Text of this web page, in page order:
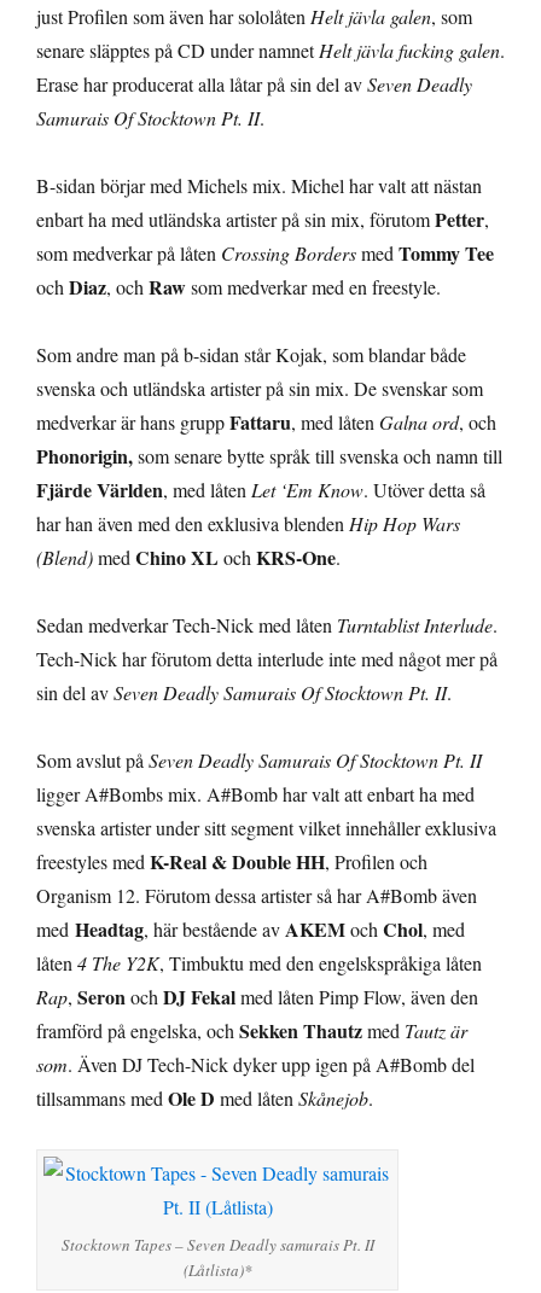
just Profilen som även har sololåten Helt jävla galen, som
senare släpptes på CD under namnetHelt jävla fucking galen.
Erase har producerat alla låtar på sin del avSeven Deadly
Samurais Of Stocktown Pt. II.
B-sidan börjar med Michels mix. Michel har valt att nästan
enbart ha med utländska artister på sin mix, förutomPetter,
som medverkar på låten Crossing Bordersmed Tommy Tee
och Diaz, och Rawsom medverkar med en freestyle.
Som andre man på b-sidan står Kojak, som blandar både
svenska och utländska artister på sin mix. De svenskar som
medverkar är hans gruppFattaru, med låten Galna ord, och
Phonorigin,som senare bytte språk till svenska och namn till
Fjärde Världen, med låten Let ‘Em Know. Utöver detta så
har han även med den exklusiva blenden Hip Hop Wars
(Blend)med Chino XL och KRS-One.
Sedan medverkar Tech-Nick med låten Turntablist Interlude.
Tech-Nick har förutom detta interlude inte med något mer på
sin del avSeven Deadly Samurais Of Stocktown Pt. II.
Som avslut på Seven Deadly Samurais Of Stocktown Pt. II
ligger A#Bombs mix. A#Bomb har valt att enbart ha med
svenska artister under sitt segment vilket innehåller exklusiva
freestyles med K-Real & Double HH, Profilen och
Organism 12. Förutom dessa artister så har A#Bomb även
med Headtag, här bestående av AKEMoch Chol, med
låten 4 The Y2K, Timbuktu med den engelskspråkiga låten
Rap, Seron och DJ Fekalmed låten Pimp Flow, även den
framförd på engelska, och Sekken Thautzmed Tautz är
som. Även DJ Tech-Nick dyker upp igen på A#Bomb del
tillsammans med Ole D med låten Skånejob.
Stocktown Tapes – Seven Deadly samurais Pt. II
(Låtlista)*